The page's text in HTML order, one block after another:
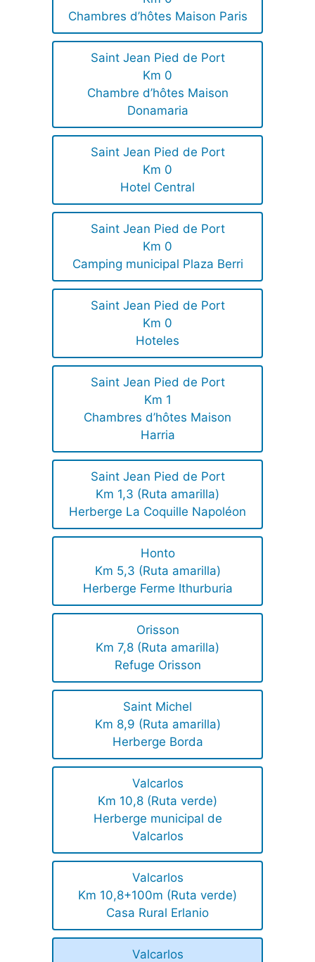
Chambres d’hôtes Maison Paris
Saint Jean Pied de Port
Km 0
Chambre d’hôtes Maison
Donamaria
Saint Jean Pied de Port
Km 0
Hotel Central
Saint Jean Pied de Port
Km 0
Camping municipal Plaza Berri
Saint Jean Pied de Port
Km 0
Hoteles
Saint Jean Pied de Port
Km 1
Chambres d’hôtes Maison
Harria
Saint Jean Pied de Port
Km 1,3 (Ruta amarilla)
Herberge La Coquille Napoléon
Honto
Km 5,3 (Ruta amarilla)
Herberge Ferme Ithurburia
Orisson
Km 7,8 (Ruta amarilla)
Refuge Orisson
Saint Michel
Km 8,9 (Ruta amarilla)
Herberge Borda
Valcarlos
Km 10,8 (Ruta verde)
Herberge municipal de
Valcarlos
Valcarlos
Km 10,8+100m (Ruta verde)
Casa Rural Erlanio
Valcarlos